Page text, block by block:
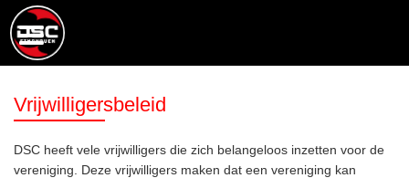
Vrijwilligersbeleid
DSC heeft vele vrijwilligers die zich belangeloos inzetten voor de
vereniging. Deze vrijwilligers maken dat een vereniging kan